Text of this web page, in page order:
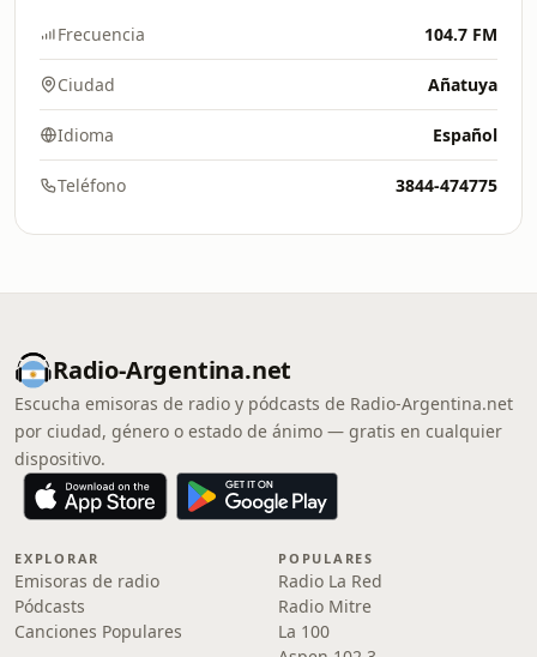
Frecuencia 104.7 FM
Ciudad Añatuya
Idioma Español
Teléfono 3844-474775
Radio-Argentina.net
Escucha emisoras de radio y pódcasts de Radio-Argentina.net
por ciudad, género o estado de ánimo — gratis en cualquier
dispositivo.
EXPLORAR
Emisoras de radio
Pódcasts
Canciones Populares
POPULARES
Radio La Red
Radio Mitre
La 100